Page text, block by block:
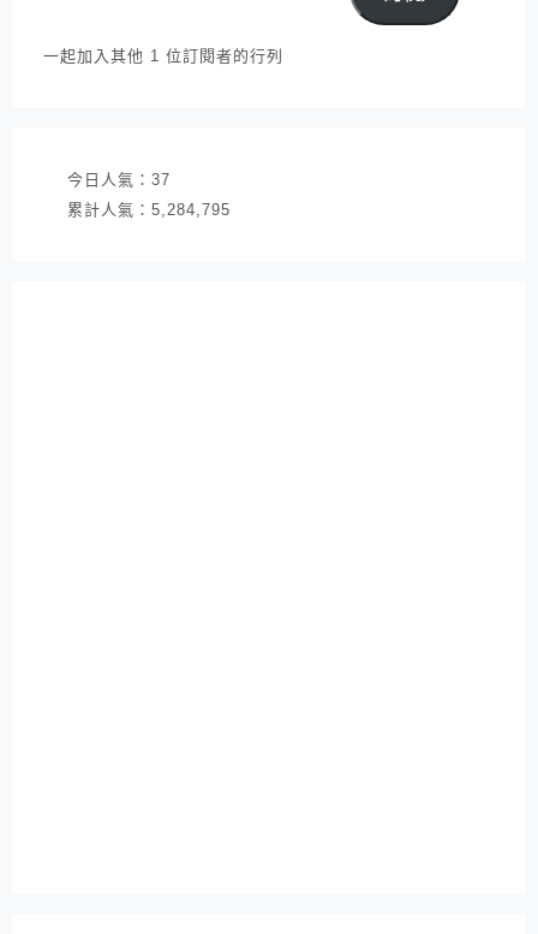
件
一起加入其他 1 位訂閱者的行列
今日人氣： 37
累計人氣： 5,284,795